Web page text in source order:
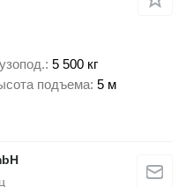
5 500 кг
подъема 5 м